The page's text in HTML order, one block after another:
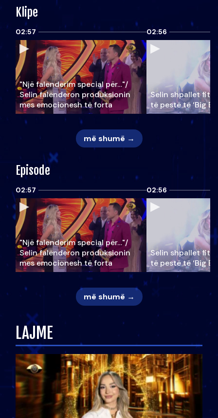
Klipe
02:57
"Një falenderim special për…"/
Selin falënderon produksionin
mes emocionesh të forta
02:56
Selin shpallet
të pestë të ‘Big
më shumë →
Episode
02:57
"Një falenderim special për…"/
Selin falënderon produksionin
mes emocionesh të forta
02:56
Selin shpallet
të pestë të ‘Big
më shumë →
LAJME